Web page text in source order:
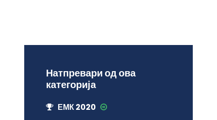
Натпревари од ова
категорија
ЕМК 2020